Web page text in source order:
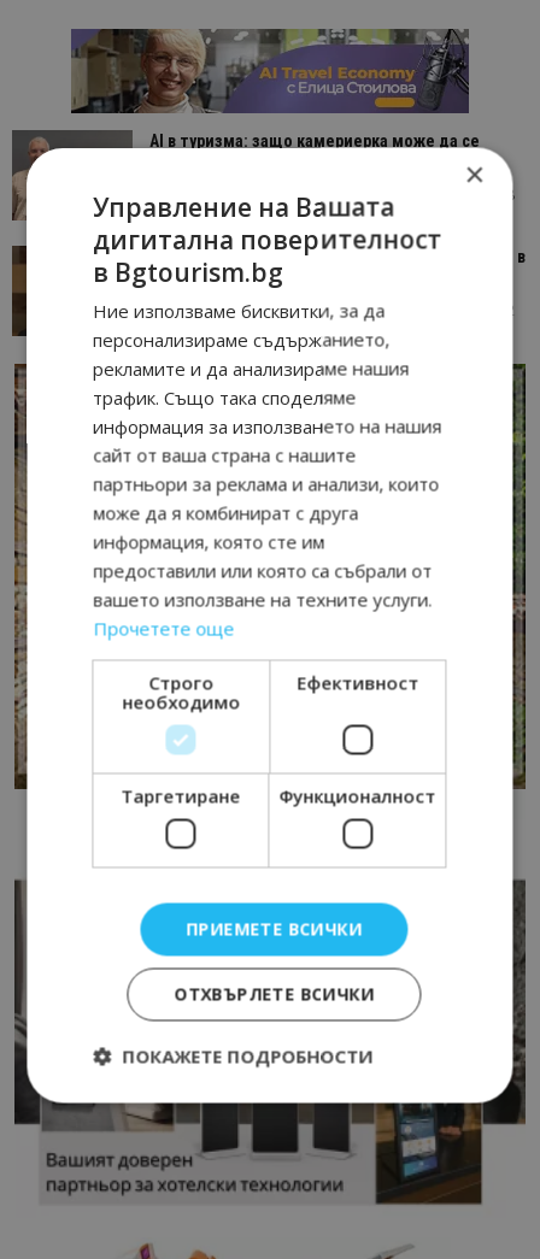
AI в туризма: защо камериерка може да се
AI Travel Economy с Елица Стоилова 05/08/2026 08:28
Тим Браун: Хотелите губят пари заради грешки в
данните и липсващи...
AI Travel Economy с Елица Стоилова 13/07/2026 09:02
×
Управление на Вашата
дигитална поверителност
в Bgtourism.bg
Ние използваме бисквитки, за да
персонализираме съдържанието,
рекламите и да анализираме нашия
трафик. Също така споделяме
информация за използването на нашия
сайт от ваша страна с нашите
партньори за реклама и анализи, които
може да я комбинират с друга
информация, която сте им
предоставили или която са събрали от
вашето използване на техните услуги.
Прочетете още
Строго
необходимо
Ефективност
Таргетиране Функционалност
ПРИЕМЕТЕ ВСИЧКИ
ОТХВЪРЛЕТЕ ВСИЧКИ
ПОКАЖЕТЕ ПОДРОБНОСТИ
Строго необходимо
Ефективност
Таргетиране
Функционалност
основната функционалност на уебсайта, като